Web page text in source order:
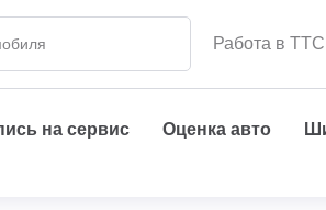
Работа в ТТС
на сервис Оценка авто